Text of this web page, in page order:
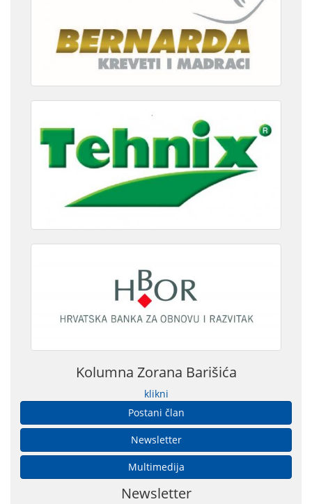
Kolumna Zorana Barišića
klikni
Postani član
Newsletter
Multimedija
Newsletter